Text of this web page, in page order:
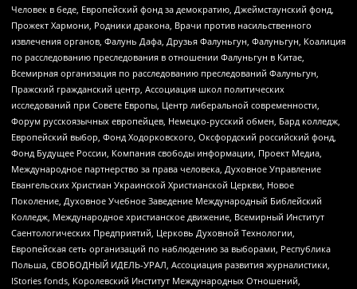
Человек в беде, Европейский фонд за демократию, Джеймстаунский фонд,
Прожект Хармони, Родники дракона, Врачи против насильственного
извлечения органов, Фалунь Дафа, Друзья Фалуньгун, Фалуньгун, Коалиция
по расследованию преследования в отношении Фалуньгун в Китае,
Всемирная организация по расследованию преследований Фалуньгун,
Пражский гражданский центр, Ассоциация школ политических
исследований при Совете Европы, Центр либеральной современности,
Форум русскоязычных европейцев, Немецко-русский обмен, Бард колледж,
Европейский выбор, Фонд Ходорковского, Оксфордский российский фонд,
Фонд Будущее России, Компания свободы информации, Проект Медиа,
Международное партнерство за права человека, Духовное Управление
Евангельских Христиан Украинской Христианской Церкви, Новое
Поколение, Духовное Учебное Заведение Международный Библейский
Колледж, Международное христианское движение, Всемирный Институт
Саентологических Предприятий, Церковь Духовной Технологии,
Европейская сеть организаций по наблюдению за выборами, Республика
Польша, СВОБОДНЫЙ ИДЕЛЬ-УРАЛ, Ассоциация развития журналистики,
IStories fonds, Королевский Институт Международных Отношений,